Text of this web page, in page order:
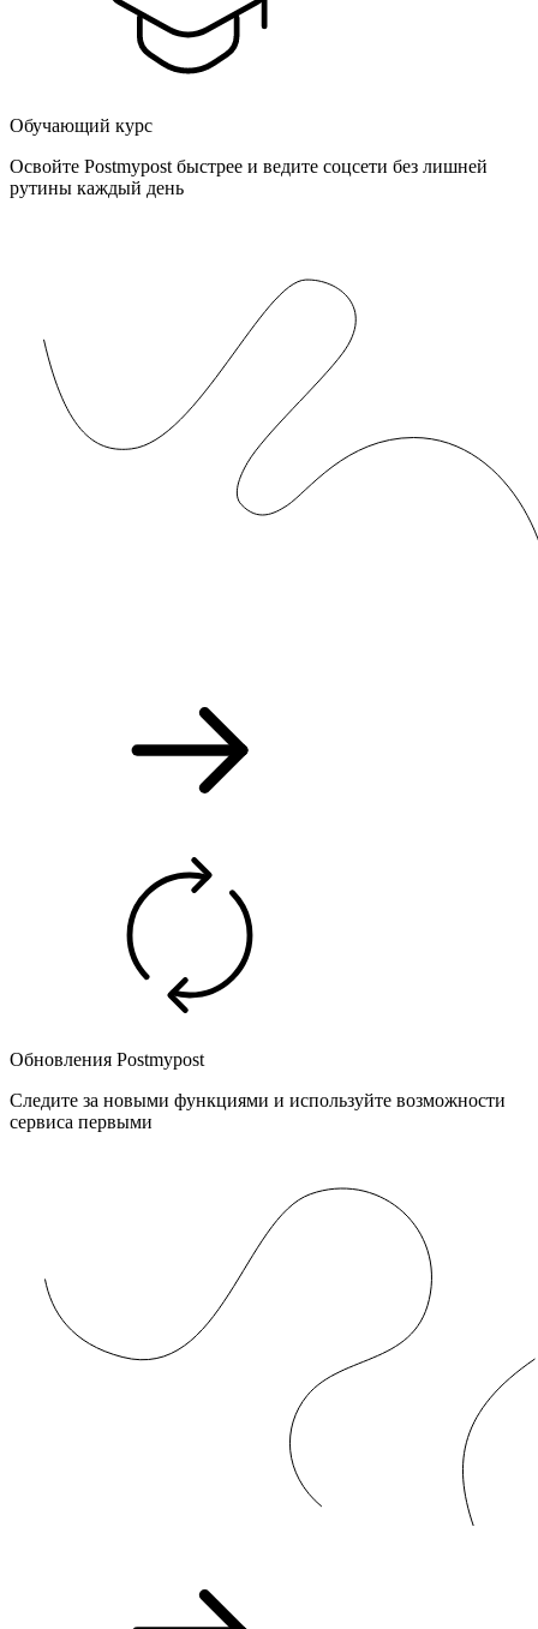
Обучающий курс
Освойте Postmypost быстрее и ведите соцсети без лишней
рутины каждый день
Обновления Postmypost
Следите за новыми функциями и используйте возможности
сервиса первыми